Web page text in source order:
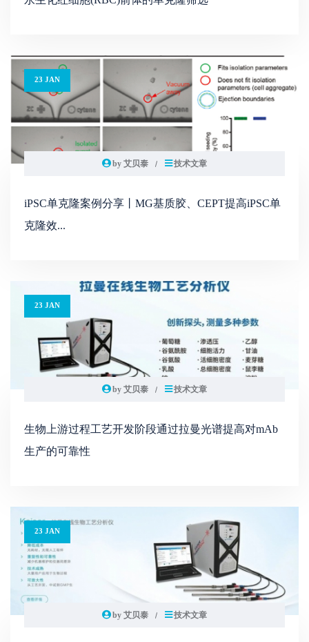
23 JAN
by 艾贝泰 技术文章
iPSC单克隆案例分享丨MG基质胶、CEPT提高iPSC单
克隆效...
23 JAN
by 艾贝泰 技术文章
生物上游过程工艺开发阶段通过拉曼光谱提高对mAb
生产的可靠性
23 JAN
by 艾贝泰 技术文章